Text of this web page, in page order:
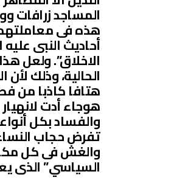
المساجد زرافات
هذه فى معاملتهم
أحاديث النبى
الاخلاق”. ولعل
الحالية، وذلك
هتافا كاذبا من
هوجاء أدت
والفساد بكل
تفرض حجاب
والغش فى كل
السياسي” الذى